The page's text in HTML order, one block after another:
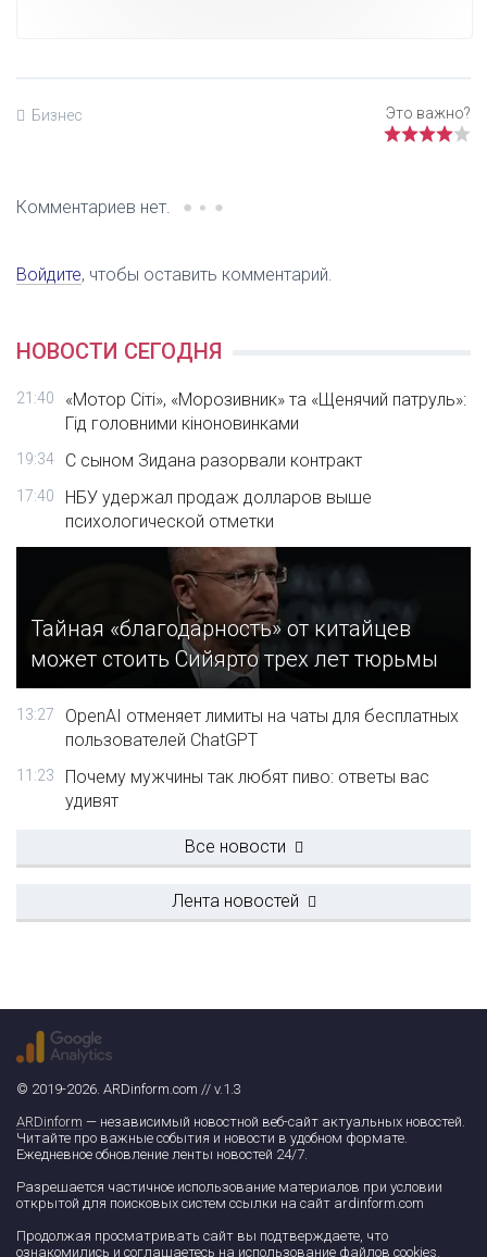
Бизнес
Комментариев нет.
Войдите, чтобы оставить комментарий.
НОВОСТИ СЕГОДНЯ
21:40
«Мотор Сіті», «Морозивник» та «Щенячий патруль»:
Гід головними кіноновинками
19:34 С сыном Зидана разорвали контракт
17:40
НБУ удержал продаж долларов выше
психологической отметки
Тайная «благодарность» от китайцев
может стоить Сийярто трех лет тюрьмы
13:27
OpenAI отменяет лимиты на чаты для бесплатных
пользователей ChatGPT
11:23
Почему мужчины так любят пиво: ответы вас
удивят
Все новости
Лента новостей
© 2019-2026. ARDinform.com // v.1.3
ARDinform — независимый новостной веб-сайт актуальных новостей.
Читайте про важные события и новости в удобном формате.
Ежедневное обновление ленты новостей 24/7.
Разрешается частичное использование материалов при условии
открытой для поисковых систем ссылки на сайт ardinform.com
Продолжая просматривать сайт вы подтверждаете, что
ознакомились и соглашаетесь на использование файлов cookies.